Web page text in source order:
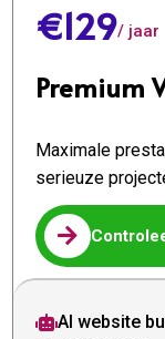
€129/ jaar
Premium
Maximale
serieuze

AI website